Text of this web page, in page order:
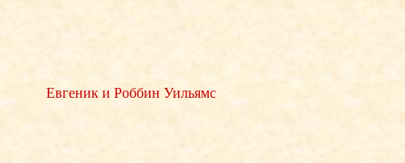
Евгеник и Роббин Уильямс